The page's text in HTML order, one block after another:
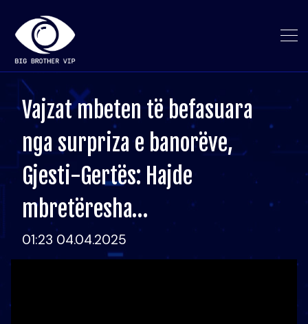
Vajzat mbeten të befasuara
nga surpriza e banorëve,
Gjesti-Gertës: Hajde
mbretëresha…
01:23 04.04.2025